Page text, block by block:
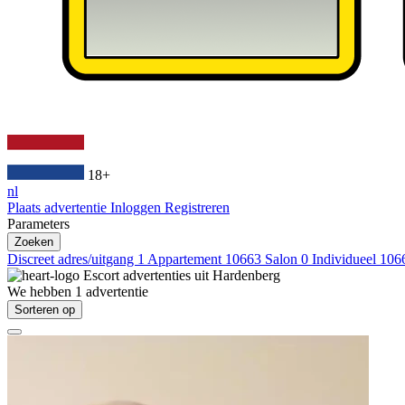
18+
nl
Plaats advertentie Inloggen Registreren
Parameters
Zoeken
Discreet adres/uitgang 1 Appartement 10663 Salon 0 Individueel
Escort advertenties uit Hardenberg
We hebben 1 advertentie
Sorteren op